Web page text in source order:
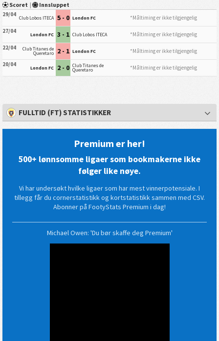
Scoret | Innsluppet
29/04 Club Lobos ITECA 5 - 0 London FC
*Måltiming er ikke tilgjengelig
27/04
London FC 3 - 1 Club Lobos ITECA
*Måltiming er ikke tilgjengelig
22/04
Club Titanes de
Queretaro 2 - 1 London FC
*Måltiming er ikke tilgjengelig
20/04
London FC 2 - 0 Club Titanes de
Queretaro *Måltiming er ikke tilgjengelig
FULLTID (FT) STATISTIKKER
Premium er her!
500+ lønnsomme ligaer som bookmakerne ikke
følger like nøye.
Vi har undersøkt hvilke ligaer som har mest vinnerpotensiale. I
tillegg får du cornerstatistikk og kortstatistikk sammen med CSV.
Abonner på FootyStats Premium i dag!
Michael Owen: 'Du bør skaffe deg Premium'